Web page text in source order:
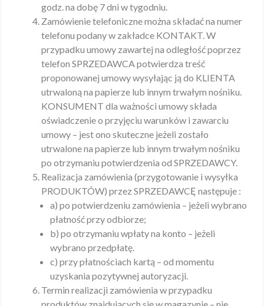
godz. na dobę 7 dni w tygodniu.
Zamówienie telefoniczne można składać na numer
telefonu podany w zakładce KONTAKT. W
przypadku umowy zawartej na odległość poprzez
telefon SPRZEDAWCA potwierdza treść
proponowanej umowy wysyłając ją do KLIENTA
utrwaloną na papierze lub innym trwałym nośniku.
KONSUMENT dla ważności umowy składa
oświadczenie o przyjęciu warunków i zawarciu
umowy – jest ono skuteczne jeżeli zostało
utrwalone na papierze lub innym trwałym nośniku
po otrzymaniu potwierdzenia od SPRZEDAWCY.
Realizacja zamówienia (przygotowanie i wysyłka
PRODUKTÓW) przez SPRZEDAWCĘ następuje :
a) po potwierdzeniu zamówienia – jeżeli wybrano
płatność przy odbiorze;
b) po otrzymaniu wpłaty na konto – jeżeli
wybrano przedpłatę.
c) przy płatnościach kartą – od momentu
uzyskania pozytywnej autoryzacji.
Termin realizacji zamówienia w przypadku